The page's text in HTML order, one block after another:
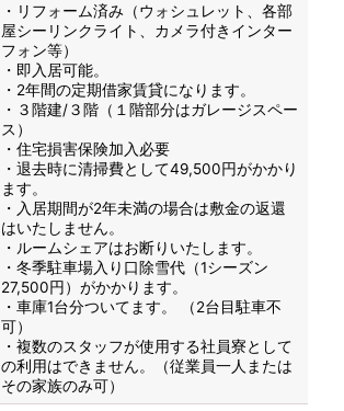
・リフォーム済み（ウォシュレット、各部
屋シーリンクライト、カメラ付きインター
フォン等）
・即入居可能。
・2年間の定期借家賃貸になります。
・３階建/３階（１階部分はガレージスペー
ス）
・住宅損害保険加入必要
・退去時に清掃費として49,500円がかかり
ます。
・入居期間が2年未満の場合は敷金の返還
はいたしません。
・ルームシェアはお断りいたします。
・冬季駐車場入り口除雪代（1シーズン
27,500円）がかかります。
・車庫1台分ついてます。 （2台目駐車不
可）
・複数のスタッフが使用する社員寮として
の利用はできません。（従業員一人または
その家族のみ可）